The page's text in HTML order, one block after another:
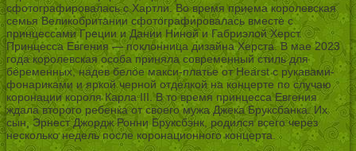
сфотографировалась с Хартли. Во время приема королевская
семья Великобритании сфотографировалась вместе с
принцессами Греции и Дании Ниной и Габриэлой Херст.
Принцесса Евгения — поклонница дизайна Херста. В мае 2023
года королевская особа приняла современный стиль для
беременных, надев белое макси-платье от Hearst с рукавами-
фонариками и яркой черной отделкой на концерте по случаю
коронации короля Карла III. В то время принцесса Евгения
ждала второго ребенка от своего мужа Джека Бруксбанка. Их
сын, Эрнест Джордж Ронни Бруксбэнк, родился всего через
несколько недель после коронационного концерта.